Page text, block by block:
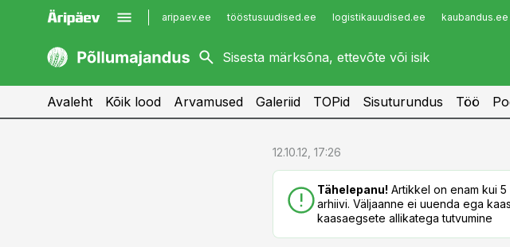
aripaev.ee tööstusuudised.ee logistikauudised.ee kaubandus.ee
kaubandus.ee
kinnisvarauudised.ee
imelineajalugu.ee
Infopank
Avaleht Kõik lood Arvamused Galeriid TOPid Sisuturundus Töö
12.10.12, 17:26
Tähelepanu! Artikkel on enam kui
arhiivi. Väljaanne ei uuenda ega
kaasaegsete allikatega tutvumine